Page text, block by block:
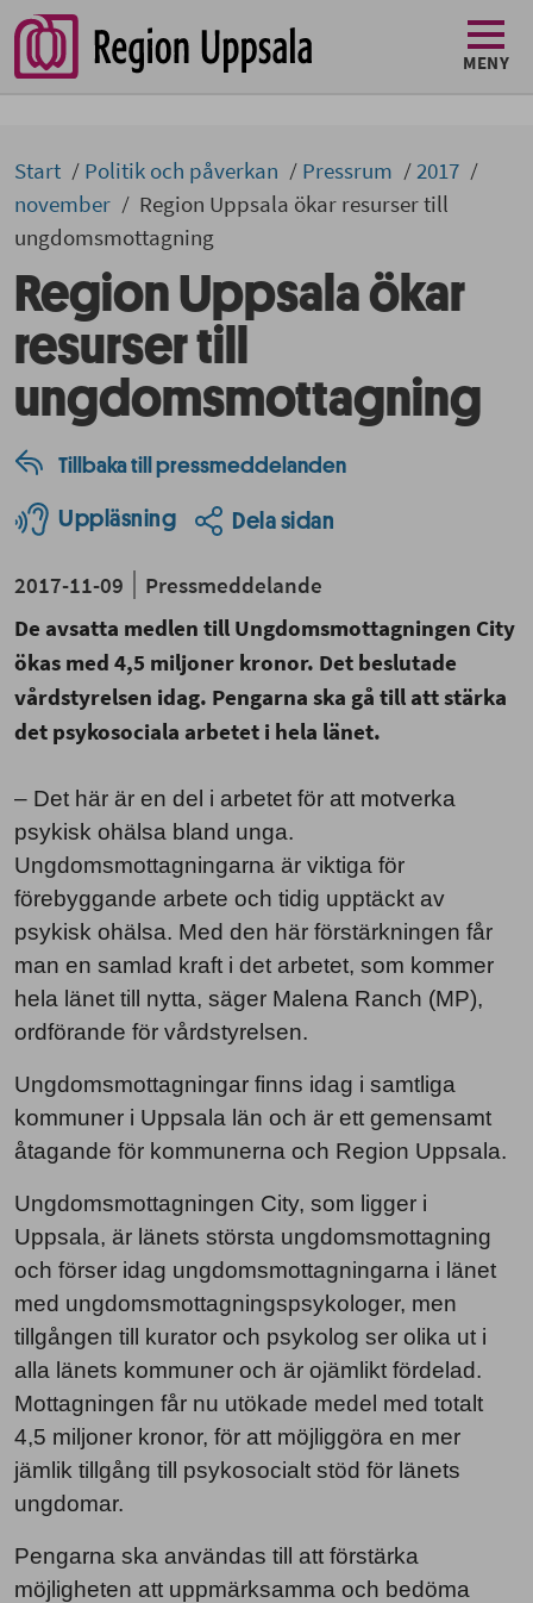
MENY
Start Politik och påverkan Pressrum
2017
november
Region Uppsala ökar resurser till
ungdomsmottagning
Region Uppsala ökar
resurser till
ungdomsmottagning
Tillbaka till pressmeddelanden
Uppläsning Dela sidan
2017-11-09
Pressmeddelande
De avsatta medlen till Ungdomsmottagningen City
ökas med 4,5 miljoner kronor. Det beslutade
vårdstyrelsen idag. Pengarna ska gå till att stärka
det psykosociala arbetet i hela länet.
– Det här är en del i arbetet för att motverka
psykisk ohälsa bland unga.
Ungdomsmottagningarna är viktiga för
förebyggande arbete och tidig upptäckt av
psykisk ohälsa. Med den här förstärkningen får
man en samlad kraft i det arbetet, som kommer
hela länet till nytta, säger Malena Ranch (MP),
ordförande för vårdstyrelsen.
Ungdomsmottagningar finns idag i samtliga
kommuner i Uppsala län och är ett gemensamt
åtagande för kommunerna och Region Uppsala.
Ungdomsmottagningen City, som ligger i
Uppsala, är länets största ungdomsmottagning
och förser idag ungdomsmottagningarna i länet
med ungdomsmottagningspsykologer, men
tillgången till kurator och psykolog ser olika ut i
alla länets kommuner och är ojämlikt fördelad.
Mottagningen får nu utökade medel med totalt
4,5 miljoner kronor, för att möjliggöra en mer
jämlik tillgång till psykosocialt stöd för länets
ungdomar.
Pengarna ska användas till att förstärka
möjligheten att uppmärksamma och bedöma